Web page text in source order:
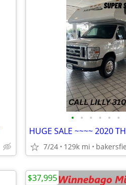
• • • • • •
HUGE SALE ~~~~ 2020
7/24 129k mi
$37,995